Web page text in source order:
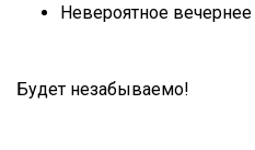
Невероятное
Будет незабываемо!